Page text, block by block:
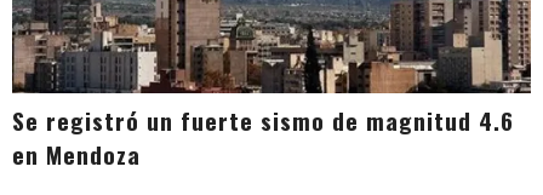
Se registró un fuerte sismo de magnitud 4.6
en Mendoza